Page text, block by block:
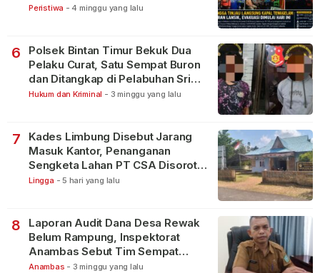
Peristiwa - 4 minggu yang lalu
6
Polsek Bintan Timur Bekuk Dua
Pelaku Curat, Satu Sempat Buron
dan Ditangkap di Pelabuhan Sri
Bintan Pura
Hukum dan Kriminal - 3 minggu yang lalu
7
Kades Limbung Disebut Jarang
Masuk Kantor, Penanganan
Sengketa Lahan PT CSA Disorot
Warga
Lingga - 5 hari yang lalu
8
Laporan Audit Dana Desa Rewak
Belum Rampung, Inspektorat
Anambas Sebut Tim Sempat
Terbagi Tangani Kasus Lain
Anambas - 3 minggu yang lalu